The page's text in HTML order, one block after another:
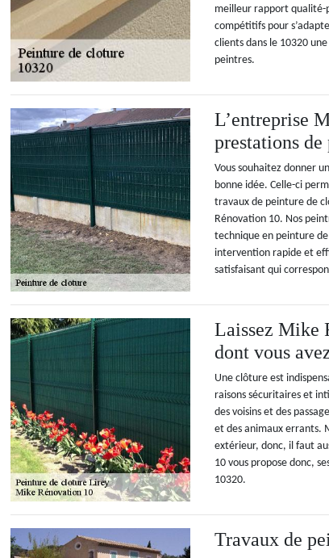
meilleur rapport qualité-
compétitifs pour
clients dans le 10320
peintres.
L’entreprise
prestations
Vous souhaitez donner
bonne idée. Celle-ci
travaux de peinture de
Rénovation 10. Nos
technique en peinture
intervention rapide et
satisfaisant qui
Laissez Mike
dont vous
Une clôture est
raisons sécuritaires et
des voisins et des
et des animaux errants.
extérieur, donc, il faut
10 vous propose donc,
10320.
Travaux de